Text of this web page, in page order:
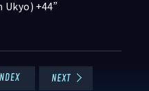
Ukyo) +44”
NEXT